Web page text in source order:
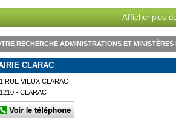
Afficher plus
RECHERCHE ADMINISTRATIONS ET
CLARAC
RUE VIEUX CLARAC
- CLARAC